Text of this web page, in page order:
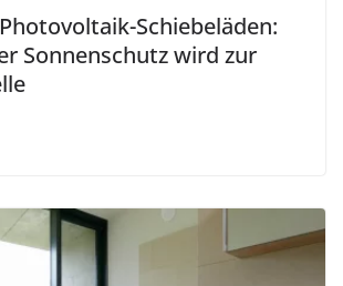
Schiebeläden:
Sonnenschutz wird zur